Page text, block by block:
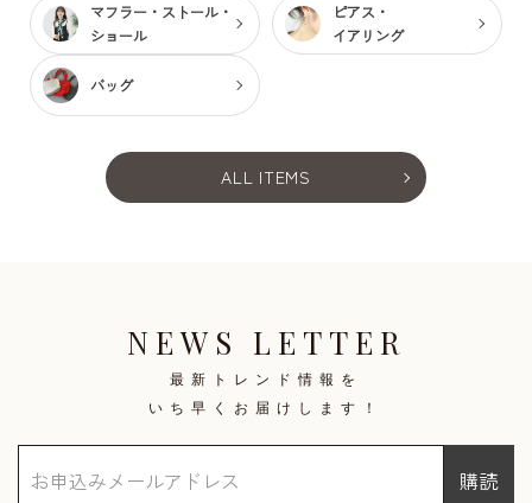
マフラー・ストール・
ショール
ピアス・
イアリング
バッグ
ALL ITEMS
NEWS LETTER
最新トレンド情報を
いち早くお届けします！